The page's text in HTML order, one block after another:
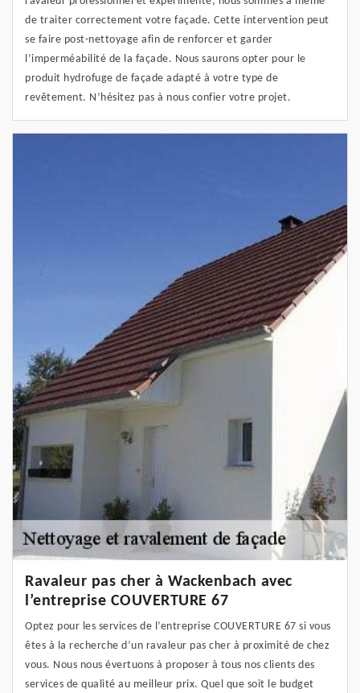
de traiter correctement votre façade. Cette intervention peut
se faire post-nettoyage afin de renforcer et garder
l’imperméabilité de la façade. Nous saurons opter pour le
produit hydrofuge de façade adapté à votre type de
revêtement. N’hésitez pas à nous confier votre projet.
Ravaleur pas cher à Wackenbach avec
l’entreprise COUVERTURE 67
Optez pour les services de l’entreprise COUVERTURE 67 si vous
êtes à la recherche d’un ravaleur pas cher à proximité de chez
vous. Nous nous évertuons à proposer à tous nos clients des
services de qualité au meilleur prix. Quel que soit le budget